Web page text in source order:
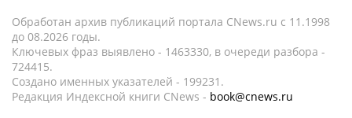
Обработан архив публикаций портала CNews.ru c 11.1998
до 08.2026 годы.
Ключевых фраз выявлено - 1463330, в очереди разбора -
724415.
Создано именных указателей - 199231.
Редакция Индексной книги CNews - book@cnews.ru